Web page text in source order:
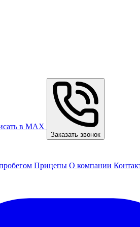
в MAX
Заказать звонок
Прицепы О компании